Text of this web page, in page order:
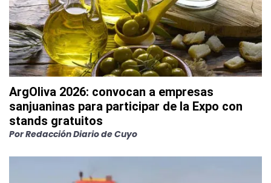
ArgOliva 2026: convocan a empresas
sanjuaninas para participar de la Expo con
stands gratuitos
PorRedacción Diario de Cuyo